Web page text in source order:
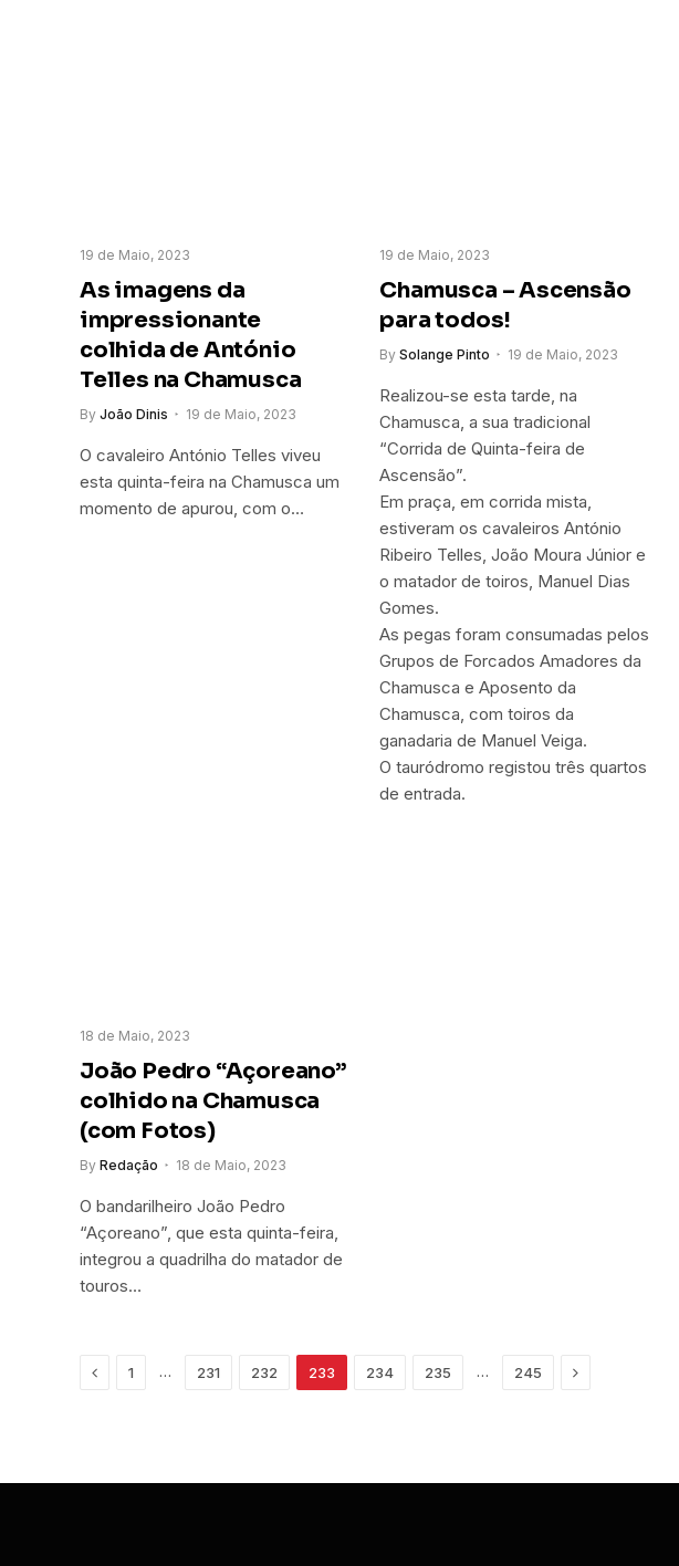
19 de Maio, 2023
As imagens da
impressionante
colhida de António
Telles na Chamusca
By João Dinis 19 de Maio, 2023
O cavaleiro António Telles viveu
esta quinta-feira na Chamusca um
momento de apurou, com o…
19 de Maio, 2023
Chamusca – Ascensão
para todos!
By Solange Pinto 19 de Maio, 2023
Realizou-se esta tarde, na
Chamusca, a sua tradicional
“Corrida de Quinta-feira de
Ascensão”.
Em praça, em corrida mista,
estiveram os cavaleiros António
Ribeiro Telles, João Moura Júnior e
o matador de toiros, Manuel Dias
Gomes.
As pegas foram consumadas pelos
Grupos de Forcados Amadores da
Chamusca e Aposento da
Chamusca, com toiros da
ganadaria de Manuel Veiga.
O tauródromo registou três quartos
de entrada.
18 de Maio, 2023
João Pedro “Açoreano”
colhido na Chamusca
(com Fotos)
By Redação 18 de Maio, 2023
O bandarilheiro João Pedro
“Açoreano”, que esta quinta-feira,
integrou a quadrilha do matador de
touros…
Previous
1 … 231 232 233 234 235 … 245 Next